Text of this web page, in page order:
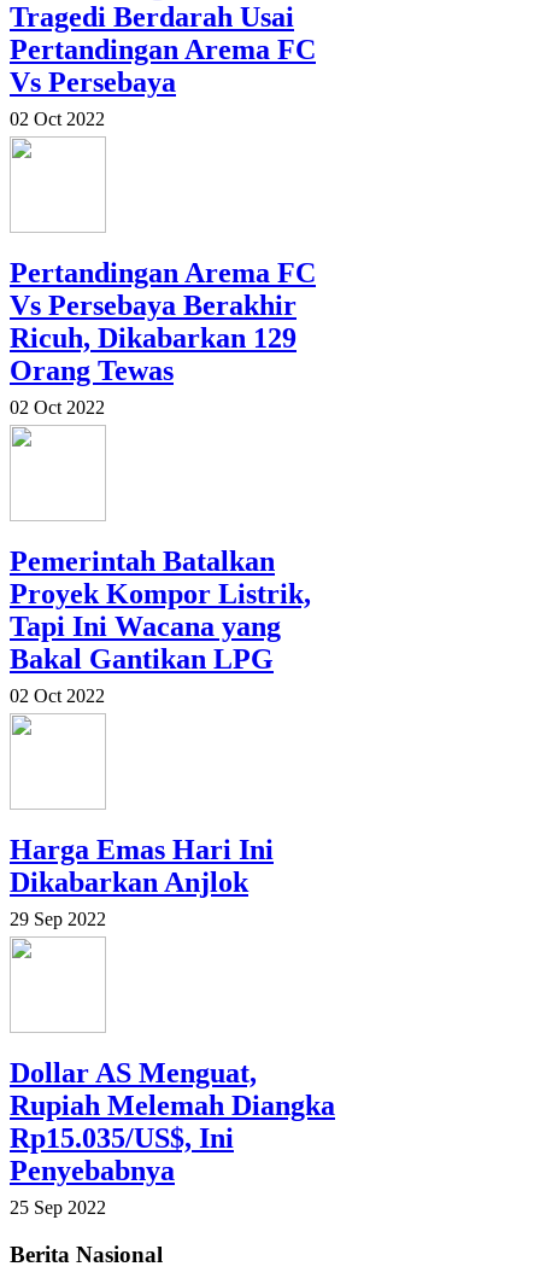
Tragedi Berdarah Usai
Pertandingan Arema FC
Vs Persebaya
02 Oct 2022
Pertandingan Arema FC
Vs Persebaya Berakhir
Ricuh, Dikabarkan 129
Orang Tewas
02 Oct 2022
Pemerintah Batalkan
Proyek Kompor Listrik,
Tapi Ini Wacana yang
Bakal Gantikan LPG
02 Oct 2022
Harga Emas Hari Ini
Dikabarkan Anjlok
29 Sep 2022
Dollar AS Menguat,
Rupiah Melemah Diangka
Rp15.035/US$, Ini
Penyebabnya
25 Sep 2022
Berita Nasional